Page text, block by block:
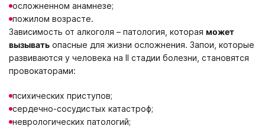
осложненном анамнезе;
пожилом возрасте.
Зависимость от алкоголя – патология, которая может
вызывать опасные для жизни осложнения. Запои, которые
развиваются у человека на II стадии болезни, становятся
провокаторами:
психических приступов;
сердечно-сосудистых катастроф;
неврологических патологий;